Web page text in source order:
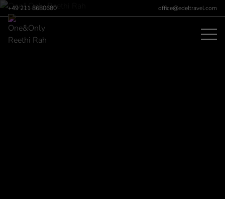
+49 211 8680680 office@edeltravel.com